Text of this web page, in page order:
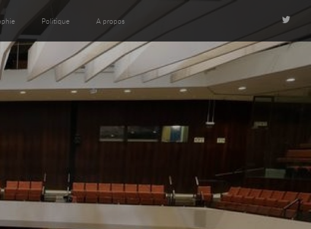
Politique A propos